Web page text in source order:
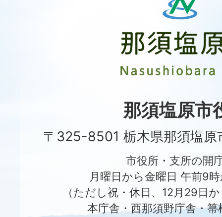
原
市
City
那須塩原市
〒325-8501 栃木県那須塩原
市役所・支所の開
月曜日から金曜日 午前9
（ただし祝・休日、12月29日
本庁舎・西那須野庁舎・